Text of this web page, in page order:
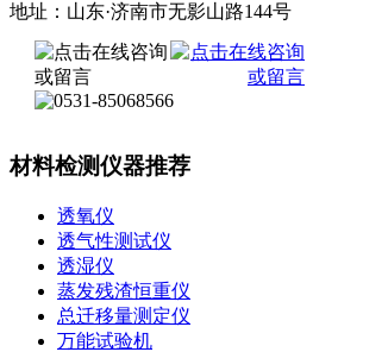
地址：山东·济南市无影山路144号
材料检测仪器推荐
透氧仪
透气性测试仪
透湿仪
蒸发残渣恒重仪
总迁移量测定仪
万能试验机